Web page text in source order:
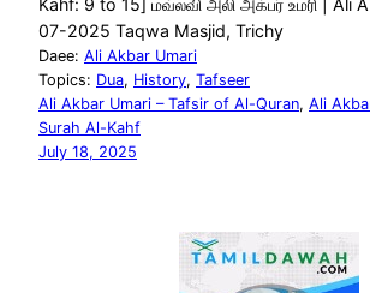
Kahf: 9 to 15] மவ்லவி அலி அக்பர் உமரி | Ali
07-2025 Taqwa Masjid, Trichy
Daee: Ali Akbar Umari
Topics: Dua, History, Tafseer
Ali Akbar Umari – Tafsir of Al-Quran, Ali
Surah Al-Kahf
July 18, 2025